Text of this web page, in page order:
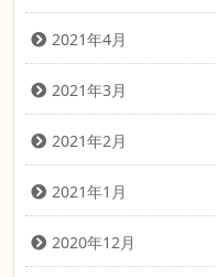
2021年4月
2021年3月
2021年2月
2021年1月
2020年12月